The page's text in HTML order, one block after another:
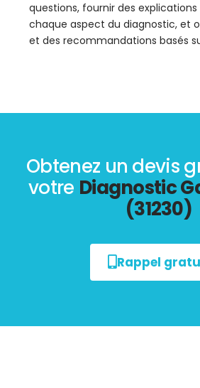
questions, fournir des explications
chaque aspect du diagnostic, et
et des recommandations basés
Obtenez un devis
votre Diagnostic
(31230)
Rappel